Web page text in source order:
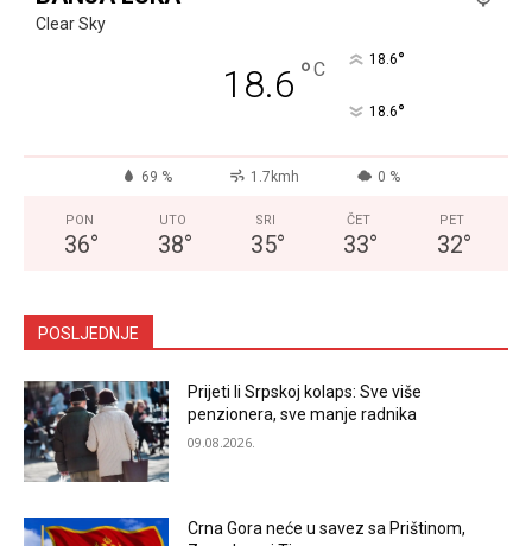
Clear Sky
18.6 °C 18.6°
18.6°
69 % 1.7kmh 0 %
PON
36°
UTO
38°
SRI
35°
ČET
33°
PET
32°
POSLJEDNJE
Prijeti li Srpskoj kolaps: Sve više
penzionera, sve manje radnika
09.08.2026.
Crna Gora neće u savez sa Prištinom,